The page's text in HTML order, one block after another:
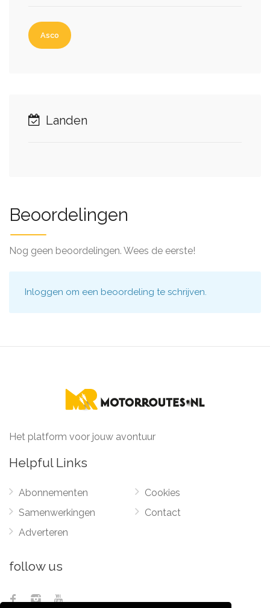
Asco
Landen
Beoordelingen
Nog geen beoordelingen. Wees de eerste!
Inloggen om een beoordeling te schrijven.
Het platform voor jouw avontuur
Helpful Links
Abonnementen
Samenwerkingen
Adverteren
Cookies
Contact
follow us